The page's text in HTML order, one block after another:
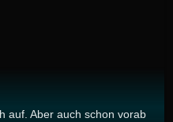
auf. Aber auch schon vorab